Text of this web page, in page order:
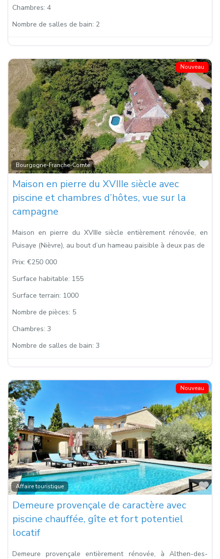
Chambres: 4
Nombre de salles de bain: 2
Nouveau
Bourgogne-Franche-Comté
Maison en pierre du XVIIIe siècle avec
piscine et chambres d’hôtes, vue sur la
campagne
Maison en pierre du XVIIIe siècle entièrement rénovée, en
Puisaye (Nièvre), au bout d’un hameau paisible à deux pas de
Prix: €250 000
Surface habitable: 155
Surface terrain: 1000
Nombre de pièces: 5
Chambres: 3
Nombre de salles de bain: 3
Nouveau
Affaire touristique
Demeure provençale de caractère avec
piscine chauffée, gîte et fort potentiel
locatif
Demeure provençale entièrement rénovée, à Althen-des-